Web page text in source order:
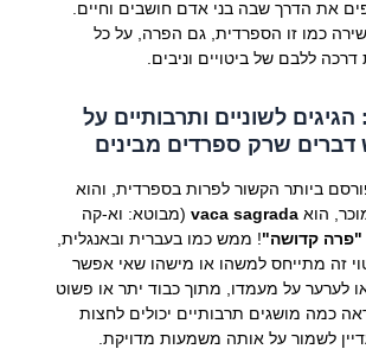
את הדרך שבה בני אדם חושבים וחיים.
כמו זו הספרדית, גם הפרה, על כל
ללבם של ביטויים וניבים.
לשוניים ותרבותיים על
דברים שרק ספרדים מבינים
ביותר הקשור לפרות בספרדית, והוא
הוא vaca sagrada(מבוטא: וא-קה
"פרה קדושה"! ממש כמו בעברית ובאנגלית,
זה מתייחס למשהו או מישהו שאי אפשר
לערער על מעמדו, מתוך כבוד יתר או פשוט
כמה מושגים תרבותיים יכולים לחצות
לשמור על אותה משמעות מדויקת.